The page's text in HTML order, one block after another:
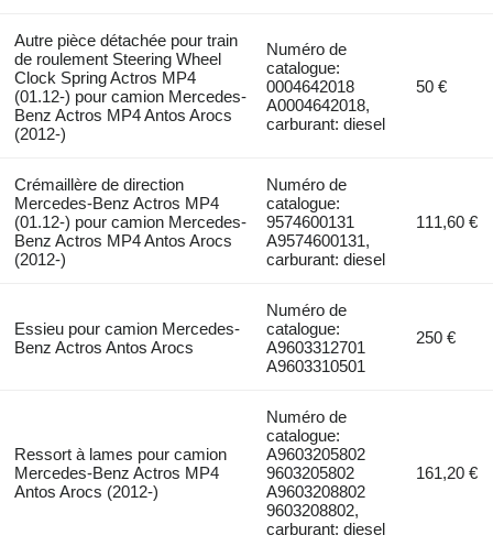
Autre pièce détachée pour train
de roulement Steering Wheel
Clock Spring Actros MP4
(01.12-) pour camion Mercedes-
Benz Actros MP4 Antos Arocs
(2012-)
Numéro de
catalogue:
0004642018
A0004642018,
carburant: diesel
50 €
Crémaillère de direction
Mercedes-Benz Actros MP4
(01.12-) pour camion Mercedes-
Benz Actros MP4 Antos Arocs
(2012-)
Numéro de
catalogue:
9574600131
A9574600131,
carburant: diesel
111,60 €
Essieu pour camion Mercedes-
Benz Actros Antos Arocs
Numéro de
catalogue:
A9603312701
A9603310501
250 €
Ressort à lames pour camion
Mercedes-Benz Actros MP4
Antos Arocs (2012-)
Numéro de
catalogue:
A9603205802
9603205802
A9603208802
9603208802,
carburant: diesel
161,20 €